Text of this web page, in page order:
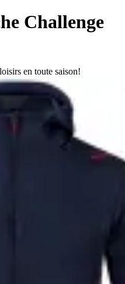
Challenge
en toute saison!